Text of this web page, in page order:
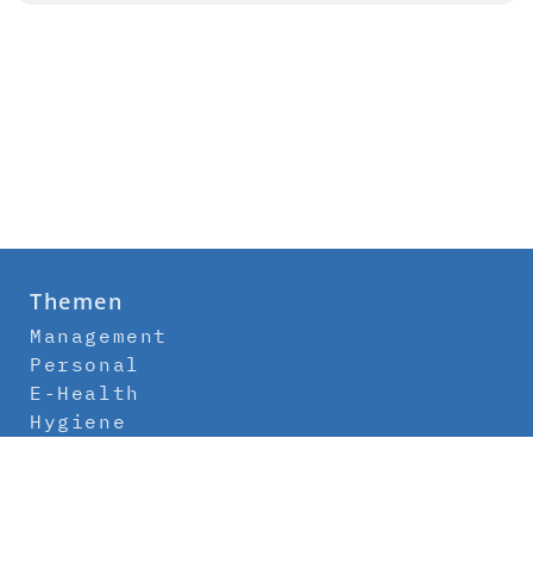
Themen
Management
Personal
E-Health
Hygiene